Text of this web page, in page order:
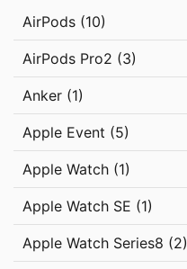
AirPods (10)
AirPods Pro2 (3)
Anker (1)
Apple Event (5)
Apple Watch (1)
Apple Watch SE (1)
Apple Watch Series8 (2)